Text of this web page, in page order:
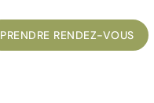
PRENDRE RENDEZ-VOUS